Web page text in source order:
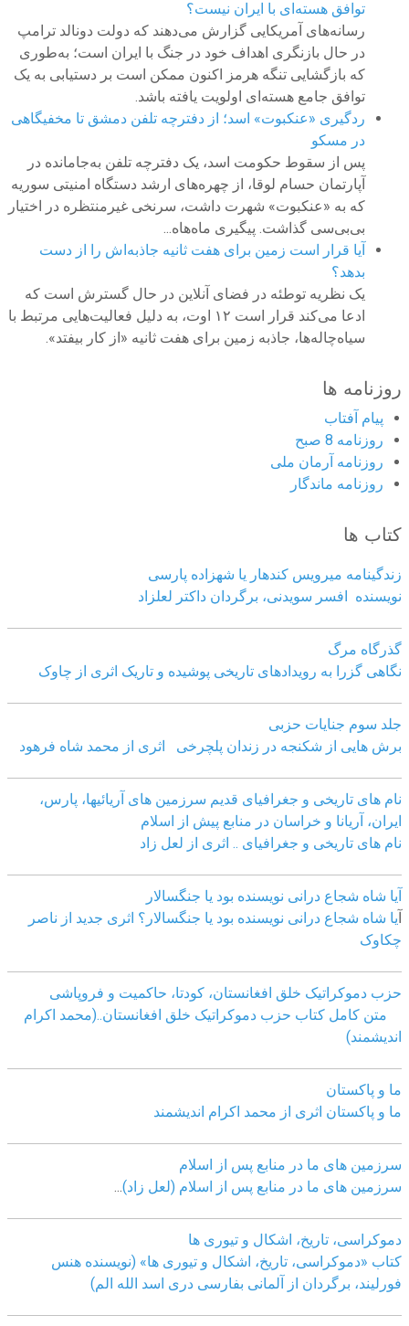
توافق هسته‌ای با ایران نیست؟
رسانه‌های آمریکایی گزارش می‌دهند که دولت دونالد ترامپ
در حال بازنگری اهداف خود در جنگ با ایران است؛ به‌طوری
که بازگشایی تنگه هرمز اکنون ممکن است بر دستیابی به یک
توافق جامع هسته‌ای اولویت یافته باشد.
ردگیری «عنکبوت» اسد؛ از دفترچه تلفن دمشق تا مخفیگاهی
در مسکو
پس از سقوط حکومت اسد، یک دفترچه تلفن به‌جامانده در
آپارتمان حسام لوقا، از چهره‌های ارشد دستگاه امنیتی سوریه
که به «عنکبوت» شهرت داشت، سرنخی غیرمنتظره در اختیار
بی‌بی‌سی گذاشت. پیگیری ماه‌هاه...
آیا قرار است زمین برای هفت ثانیه جاذبه‌اش را از دست
بدهد؟
یک نظریه توطئه در فضای آنلاین در حال گسترش است که
ادعا می‌کند قرار است ۱۲ اوت، به دلیل فعالیت‌هایی مرتبط با
سیاه‌چاله‌ها، جاذبه زمین برای هفت ثانیه «از کار بیفتد».
روزنامه ها
پیام آفتاب
روزنامه 8 صبح
روزنامه آرمان ملى
روزنامه ماندگار
کتاب ها
زندگینامه میرویس کندهار یا شهزاده پارسی
نویسنده افسر سویدنی، برگردان داکتر لعلزاد
گذرگاه مرگ
نگاهی گزرا به رویدادهای تاریخی پوشیده و تاریک اثری از چاوک
جلد سوم جنایات حزبی
برش هایی از شکنجه در زندان پلچرخی اثری از محمد شاه فرهود
نام های تاریخی و جغرافیای قدیم سرزمین های آریائیها، پارس،
ایران، آریانا و خراسان در منابع پیش از اسلام
نام های تاریخی و جغرافیای .. اثری از لعل زاد
آیا شاه شجاع درانی نویسنده بود یا جنگسالار
آیا شاه شجاع درانی نویسنده بود یا جنگسالار؟ اثری جدید از ناصر
چکاوک
حزب دموکراتیک خلق افغانستان، کودتا، حاکمیت و فروپاشی
متن کامل کتاب حزب دموکراتیک خلق افغانستان..(محمد اکرام
اندیشمند)
ما و پاکستان
ما و پاکستان اثری از محمد اکرام اندیشمند
سرزمین های ما در منابع پس از اسلام
سرزمین های ما در منابع پس از اسلام (لعل زاد)
دموکراسی، تاريخ، اشکال و تيوری ها
کتاب «دموکراسی، تاريخ، اشکال و تيوری ها» (نويسنده هنس
فورليند، برگردان از آلمانی بفارسی دری اسد الله الم)